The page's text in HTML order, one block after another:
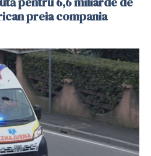
preia compania